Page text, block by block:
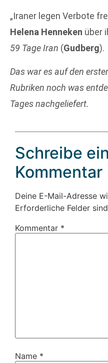
„Iraner legen Verbote
Helena Henneken über
59 Tage Iran (Gudberg).
Das war es auf den
Rubriken noch was
Tages nachgeliefert.
Schreibe
Kommentar
Deine E-Mail-Adresse
Erforderliche Felder
Kommentar *
Name *